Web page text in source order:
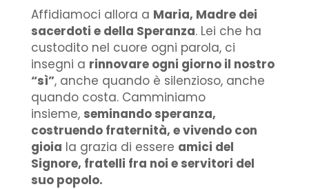
Affidiamoci allora a Maria, Madre dei
sacerdoti e della Speranza. Lei che ha
custodito nel cuore ogni parola, ci
insegni a rinnovare ogni giorno il nostro
“sì”, anche quando è silenzioso, anche
quando costa. Camminiamo
insieme, seminando speranza,
costruendo fraternità, e vivendo con
gioia la grazia di essere amici del
Signore, fratelli fra noi e servitori del
suo popolo.